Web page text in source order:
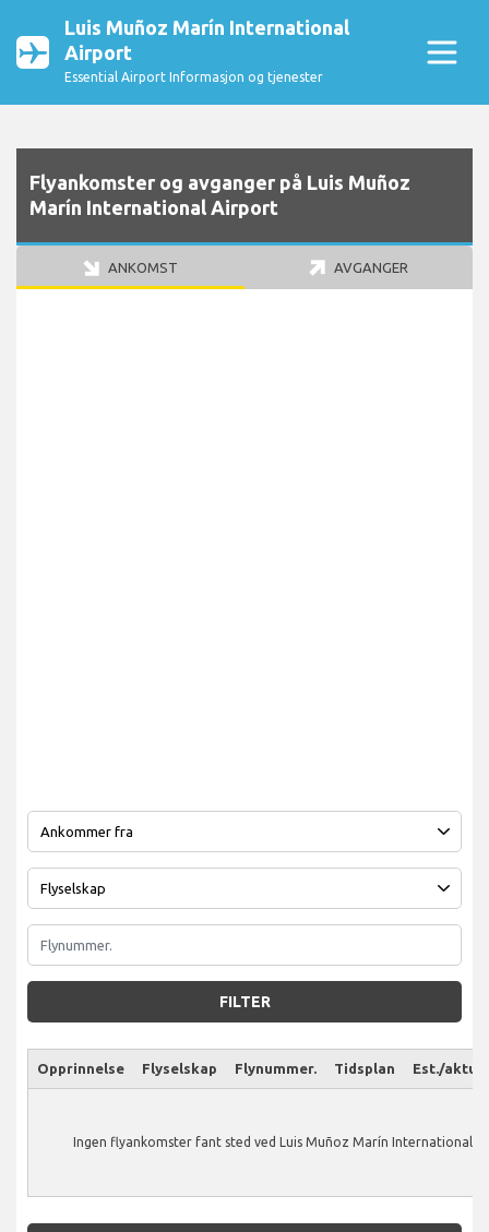
Luis Muñoz Marín International
Airport
Essential Airport Informasjon og tjenester
Flyankomster og avganger på Luis Muñoz
Marín International Airport
ANKOMST AVGANGER
FILTER
Opprinnelse Flyselskap Flynummer. Tidsplan Est./
Ingen flyankomster fant sted ved Luis Muñoz Marín International